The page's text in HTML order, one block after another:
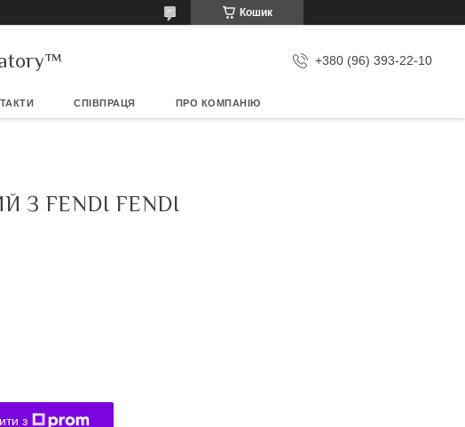
Кошик
+380 (96) 393-22-10
СПІВПРАЦЯ ПРО КОМПАНІЮ
FENDI FENDI
з